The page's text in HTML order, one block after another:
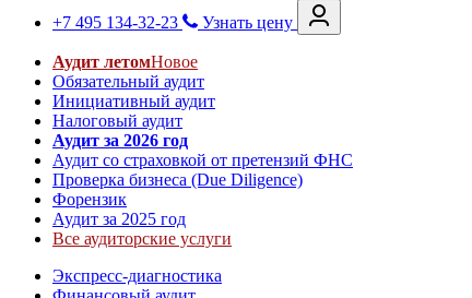
+7 495 134-32-23
Узнать цену
Аудит летомНовое
Обязательный аудит
Инициативный аудит
Налоговый аудит
Аудит за 2026 год
Аудит со страховкой от претензий ФНС
Проверка бизнеса (Due Diligence)
Форензик
Аудит за 2025 год
Все аудиторские услуги
Экспресс-диагностика